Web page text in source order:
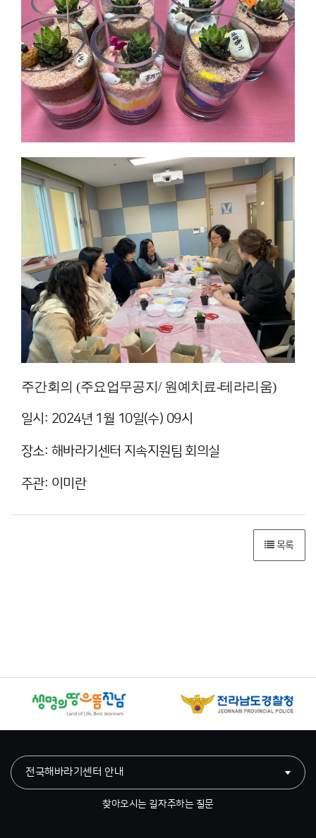
주간회의 (주요업무공지/ 원예치료-테라리움)
일시: 2024년 1월 10일(수) 09시
장소: 해바라기센터 지속지원팀 회의실
주관: 이미란
목록
찾아오시는 길자주하는 질문
전국해바라기센터 안내